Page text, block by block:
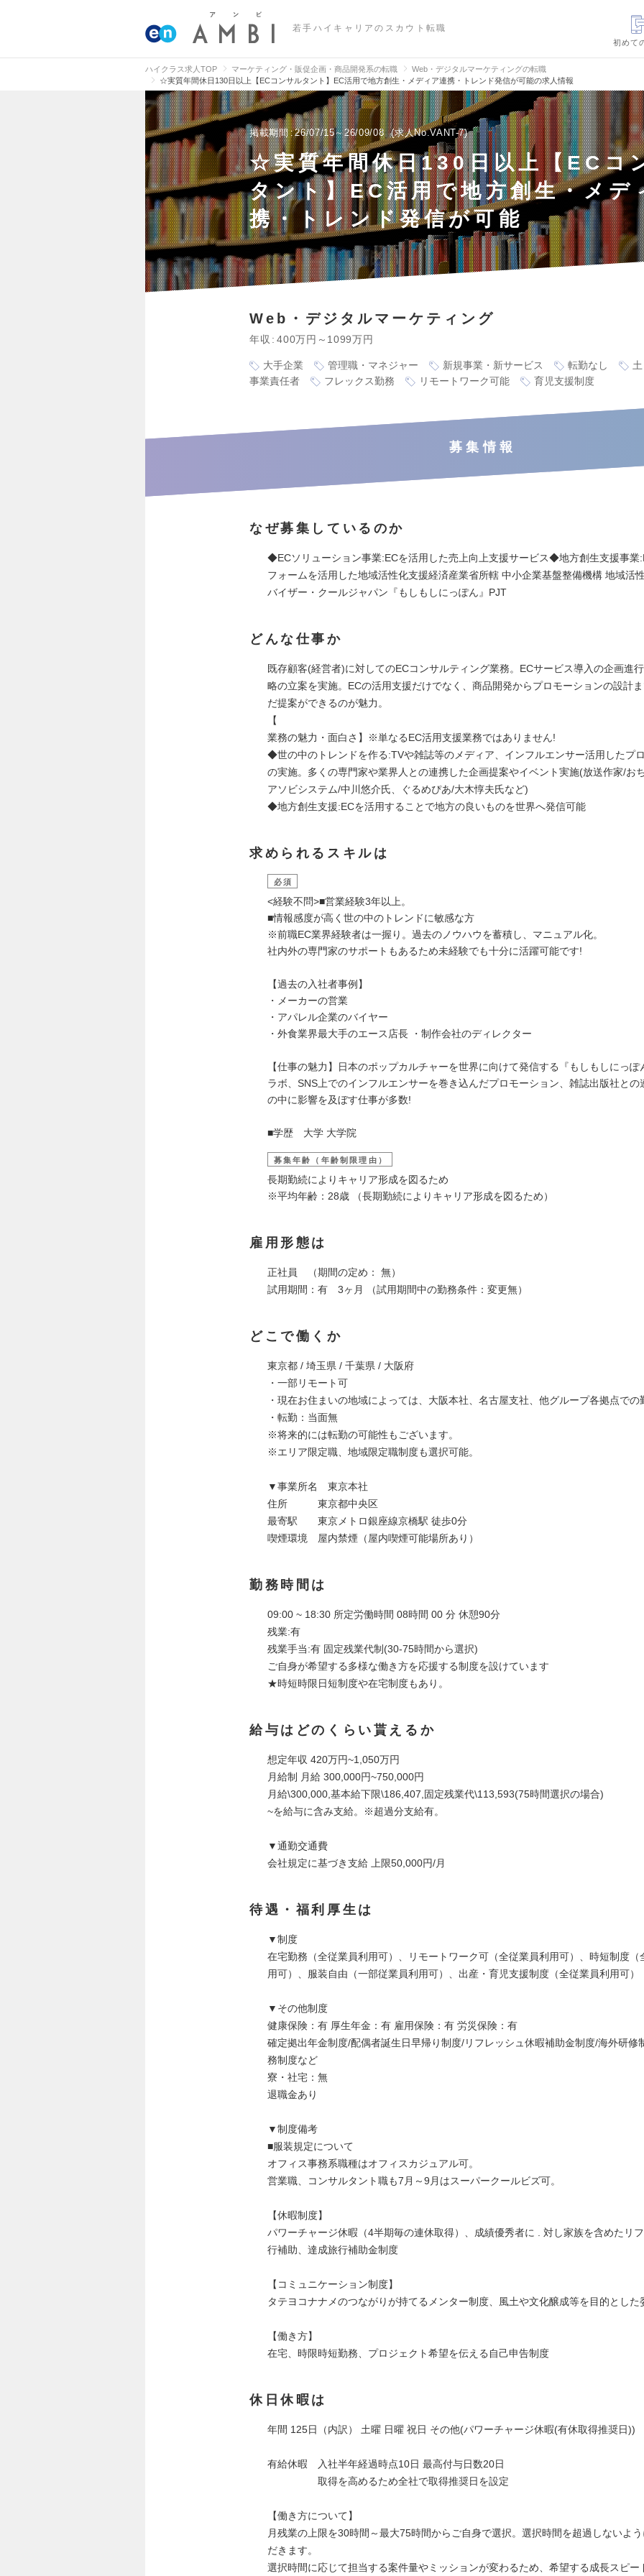
若手ハイキャリアのスカウト転職
初めて
ハイクラス求人TOP マーケティング・販促企画・商品開発系の転職
Web・デジタルマーケティングの転職
☆実質年間休日130日以上【ECコンサルタント】EC活用で地方創生・メディア連携・トレンド発信が可能の求人情報
掲載期間 26/07/15～26/09/08 求人No.VANT-7
☆実質年間休日130日以上【ECコ
タント】EC活用で地方創生・メデ
携・トレンド発信が可能
Web・デジタルマーケティング
年収 400万円～1099万円
大手企業 管理職・マネジャー 新規事業・新サービス 転勤なし
事業責任者
フレックス勤務 リモートワーク可能 育児支援制度
募集情報
なぜ募集しているのか
◆ECソリューション事業:ECを活用した売上向上支援サービス◆地方創生支援事業
フォームを活用した地域活性化支援経済産業省所轄 中小企業基盤整備機構 地域活
バイザー・クールジャパン『もしもしにっぽん』PJT
どんな仕事か
既存顧客(経営者)に対してのECコンサルティング業務。ECサービス導入の企画進
略の立案を実施。ECの活用支援だけでなく、商品開発からプロモーションの設計
だ提案ができるのが魅力。
【
業務の魅力・面白さ】※単なるEC活用支援業務ではありません!
◆世の中のトレンドを作る:TVや雑誌等のメディア、インフルエンサー活用したプ
の実施。多くの専門家や業界人との連携した企画提案やイベント実施(放送作家/お
アソビシステム/中川悠介氏、ぐるめぴあ/大木惇夫氏など)
◆地方創生支援:ECを活用することで地方の良いものを世界へ発信可能
求められるスキルは
必須
<経験不問>■営業経験3年以上。
■情報感度が高く世の中のトレンドに敏感な方
※前職EC業界経験者は一握り。過去のノウハウを蓄積し、マニュアル化。
社内外の専門家のサポートもあるため未経験でも十分に活躍可能です!
【過去の入社者事例】
・メーカーの営業
・アパレル企業のバイヤー
・外食業界最大手のエース店長 ・制作会社のディレクター
【仕事の魅力】日本のポップカルチャーを世界に向けて発信する『もしもしにっぽ
ラボ、SNS上でのインフルエンサーを巻き込んだプロモーション、雑誌出版社との
の中に影響を及ぼす仕事が多数!
■学歴 大学 大学院
募集年齢（年齢制限理由）
長期勤続によりキャリア形成を図るため
※平均年齢：28歳 （長期勤続によりキャリア形成を図るため）
雇用形態は
正社員 （期間の定め： 無）
試用期間：有 3ヶ月 （試用期間中の勤務条件：変更無）
どこで働くか
東京都 / 埼玉県 / 千葉県 / 大阪府
・一部リモート可
・現在お住まいの地域によっては、大阪本社、名古屋支社、他グループ各拠点での
・転勤：当面無
※将来的には転勤の可能性もございます。
※エリア限定職、地域限定職制度も選択可能。
▼事業所名 東京本社
住所 東京都中央区
最寄駅 東京メトロ銀座線京橋駅 徒歩0分
喫煙環境 屋内禁煙（屋内喫煙可能場所あり）
勤務時間は
09:00 ~ 18:30 所定労働時間 08時間 00 分 休憩90分
残業:有
残業手当:有 固定残業代制(30-75時間から選択)
ご自身が希望する多様な働き方を応援する制度を設けています
★時短時限日短制度や在宅制度もあり。
給与はどのくらい貰えるか
想定年収 420万円~1,050万円
月給制 月給 300,000円~750,000円
月給\300,000,基本給下限\186,407,固定残業代\113,593(75時間選択の場合)
~を給与に含み支給。※超過分支給有。
▼通勤交通費
会社規定に基づき支給 上限50,000円/月
待遇・福利厚生は
▼制度
在宅勤務（全従業員利用可）、リモートワーク可（全従業員利用可）、時短制度（
用可）、服装自由（一部従業員利用可）、出産・育児支援制度（全従業員利用可）
▼その他制度
健康保険：有 厚生年金：有 雇用保険：有 労災保険：有
確定拠出年金制度/配偶者誕生日早帰り制度/リフレッシュ休暇補助金制度/海外研修
務制度など
寮・社宅：無
退職金あり
▼制度備考
■服装規定について
オフィス事務系職種はオフィスカジュアル可。
営業職、コンサルタント職も7月～9月はスーパークールビズ可。
【休暇制度】
パワーチャージ休暇（4半期毎の連休取得）、成績優秀者に . 対し家族を含めたリ
行補助、達成旅行補助金制度
【コミュニケーション制度】
タテヨコナナメのつながりが持てるメンター制度、風土や文化醸成等を目的とした
【働き方】
在宅、時限時短勤務、プロジェクト希望を伝える自己申告制度
休日休暇は
年間 125日（内訳） 土曜 日曜 祝日 その他(パワーチャージ休暇(有休取得推奨日))
有給休暇 入社半年経過時点10日 最高付与日数20日
取得を高めるため全社で取得推奨日を設定
【働き方について】
月残業の上限を30時間～最大75時間からご自身で選択。選択時間を超過しないよ
だきます。
選択時間に応じて担当する案件量やミッションが変わるため、希望する成長スピー